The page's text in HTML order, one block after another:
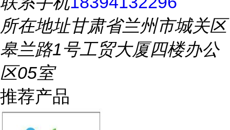
所在地址甘肃省兰州市城关区
皋兰路1号工贸大厦四楼办公
区05室
推荐产品